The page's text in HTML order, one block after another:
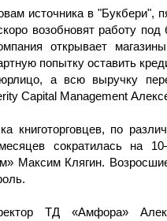
источника в "Букбери",
возобновят работу
открывает
попытку оставить
а всю выручку
Capital Management
книготорговцев, по
сократилась на
Максим Клягин.
ТД «Амфора»